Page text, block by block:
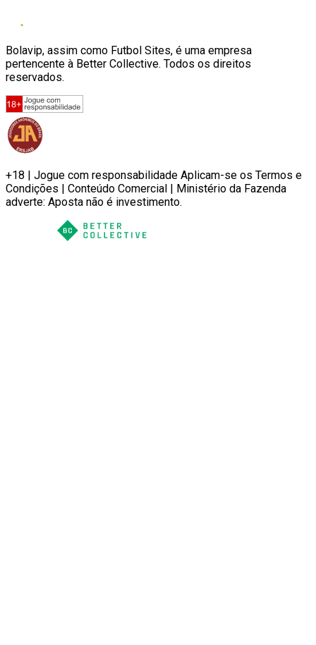
Bolavip, assim como Futbol Sites, é uma empresa
pertencente à Better Collective. Todos os direitos
reservados.
+18 | Jogue com responsabilidade Aplicam-se os Termos e
Condições | Conteúdo Comercial | Ministério da Fazenda
adverte: Aposta não é investimento.